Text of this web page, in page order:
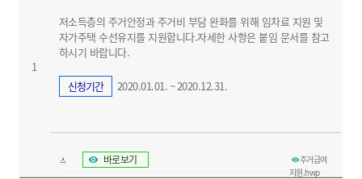
1
저소득층의 주거안정과 주거비 부담 완화를 위해 임차료 지원 및
자가주택 수선유지를 지원합니다.자세한 사항은 붙임 문서를 참고
하시기 바랍니다.
신청기간 2020.01.01. ~ 2020.12.31.
주거급여
지원.hwp
바로보기